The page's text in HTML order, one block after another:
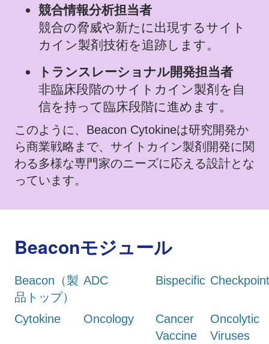
競合情報分析担当者
競合の脅威や新たに出現するサイト
カイン製剤技術を追跡します。
トランスレーショナル開発担当者
非臨床段階のサイトカイン製剤を自
信を持って臨床段階に進めます。
このように、Beacon Cytokineは研究開発か
ら商業戦略まで、サイトカイン製剤開発に関
わる多様な専門家のニーズに応える設計とな
っています。
Beaconモジュール
Beacon（製
品トップ）
ADC Bispecific Checkpoint
Cytokine Oncology
Cancer
Vaccine
Oncolytic
Viruses